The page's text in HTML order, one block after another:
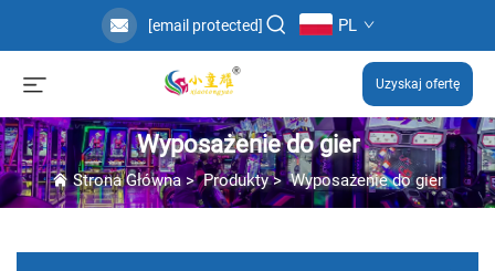
[email protected] PL
Uzyskaj ofertę
Wyposażenie do gier
Strona Główna>Produkty>Wyposażenie do gier